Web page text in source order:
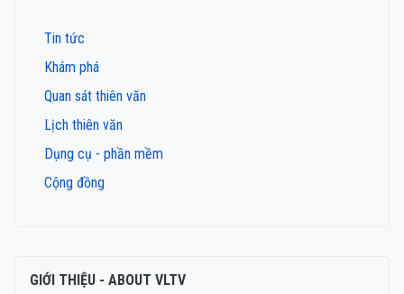
Tin tức
Khám phá
Quan sát thiên văn
Lịch thiên văn
Dụng cụ - phần mềm
Cộng đồng
GIỚI THIỆU - ABOUT VLTV